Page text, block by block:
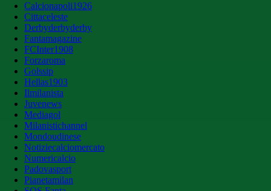
Calcionapoli1926
Cittaceleste
Derbyderbyderby
Fantamagazine
FCInter1908
Forzaroma
Golssip
Hellas1903
Ilmilanista
Juvenews
Mediagol
Milanistichannel
Mondoudinese
Notiziecalciomercato
Numericalcio
Padovasport
Pianetamilan